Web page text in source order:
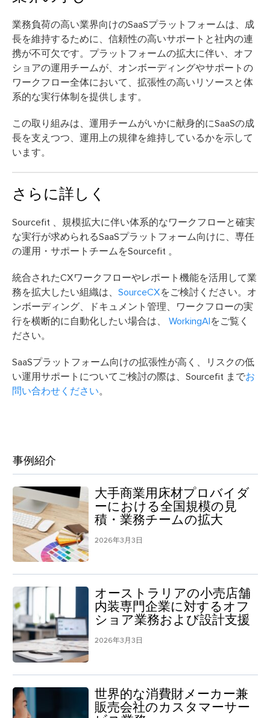
業務負荷の高い業界向けのSaaSプラットフォームは、成
長を維持するために、信頼性の高いサポートと社内の連
携が不可欠です。プラットフォームの拡大に伴い、オフ
ショアの運用チームが、オンボーディングやサポートの
ワークフロー全体において、拡張性の高いリソースと体
系的な実行体制を提供します。
この取り組みは、運用チームがいかに献身的にSaaSの成
長を支えつつ、運用上の規律を維持しているかを示して
います。
さらに詳しく
Sourcefit 、規模拡大に伴い体系的なワークフローと確実
な実行が求められるSaaSプラットフォーム向けに、専任
の運用・サポートチームをSourcefit 。
統合されたCXワークフローやレポート機能を活用して業
務を拡大したい組織は、 SourceCXをご検討ください。オ
ンボーディング、ドキュメント管理、ワークフローの実
行を横断的に自動化したい場合は、 WorkingAIをご覧く
ださい。
SaaSプラットフォーム向けの拡張性が高く、リスクの低
い運用サポートについてご検討の際は、Sourcefit までお
問い合わせください。
事例紹介
大手商業用床材プロバイダ
ーにおける全国規模の見
積・業務チームの拡大
2026年3月3日
オーストラリアの小売店舗
内装専門企業に対するオフ
ショア業務および設計支援
2026年3月3日
世界的な消費財メーカー兼
販売会社のカスタマーサー